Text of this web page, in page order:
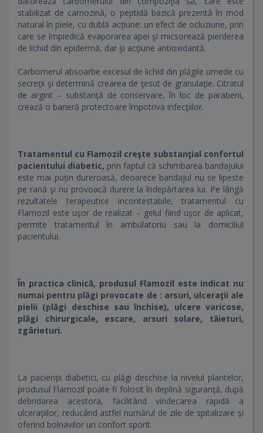
stabilizat de carnozină, o peptidă bazică prezentă în mod
natural în piele, cu dublă acţiune: un efect de ocluziune, prin
care se împiedică evaporarea apei şi micsorează pierderea
de lichid din epidermă, dar şi acţiune antioxidantă.
Carbomerul absoarbe excesul de lichid din plăgile umede cu
secreţii şi determină crearea de ţesut de granulaţie. Citratul
de argint – substanţă de conservare, în loc de parabeni,
crează o barieră protectoare împotriva infecţiilor.
Tratamentul cu Flamozil creşte substanţial confortul
pacientului diabetic, prin faptul că schimbarea bandajului
este mai puţin dureroasă, deoarece bandajul nu se lipeste
pe rană şi nu provoacă durere la îndepărtarea lui. Pe lângă
rezultatele terapeutice incontestabile, tratamentul cu
Flamozil este uşor de realizat – gelul fiind uşor de aplicat,
permite tratamentul în ambulatoriu sau la domiciliul
pacientului.
În practica clinică, produsul Flamozil este indicat nu
numai pentru plăgi provocate de : arsuri, ulceraţii ale
pielii (plăgi deschise sau închise), ulcere varicose,
plăgi chirurgicale, escare, arsuri solare, tăieturi,
zgârieturi.
La pacienţii diabetici, cu plăgi deschise la nivelul plantelor,
produsul Flamozil poate fi folosit în deplină siguranţă, după
debridarea acestora, facilitând vindecarea rapidă a
ulceraţiilor, reducând astfel numărul de zile de spitalizare şi
oferind bolnavilor un confort sporit.